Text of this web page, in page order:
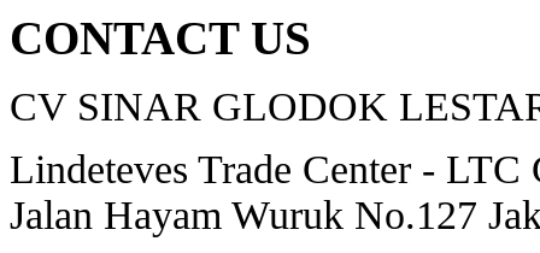
CONTACT US
CV SINAR GLODOK
Lindeteves Trade Center -
Jalan Hayam Wuruk No.127